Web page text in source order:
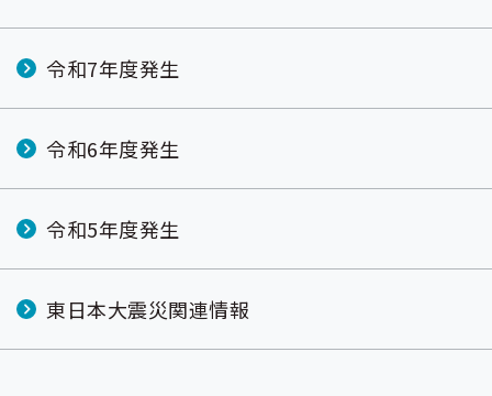
令和7年度発生
令和6年度発生
令和5年度発生
東日本大震災関連情報